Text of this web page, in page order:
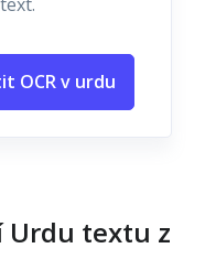
OCR v urdu
Urdu textu z